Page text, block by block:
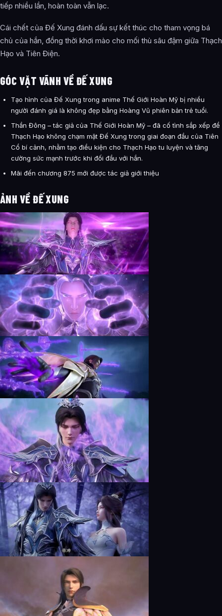
tiếp nhiều lần, hoàn toàn vẫn lạc.
Cái chết của Đế Xung đánh dấu sự kết thúc cho tham vọng bá
chủ của hắn, đồng thời khơi mào cho mối thù sâu đậm giữa Thạch
Hạo và Tiên Điện.
GÓC VẶT VÃNH VỀ ĐẾ XUNG
Tạo hình của Đế Xung trong anime Thế Giới Hoàn Mỹ bị nhiều
người đánh giá là không đẹp bằng Hoàng Vũ phiên bản trẻ tuổi.
Thần Đông – tác giả của Thế Giới Hoàn Mỹ – đã cố tình sắp xếp để
Thạch Hạo không chạm mặt Đế Xung trong giai đoạn đầu của Tiên
Cổ bí cảnh, nhằm tạo điều kiện cho Thạch Hạo tu luyện và tăng
cường sức mạnh trước khi đối đầu với hắn.
Mãi đến chương 875 mới được tác giả giới thiệu
ẢNH VỀ ĐẾ XUNG